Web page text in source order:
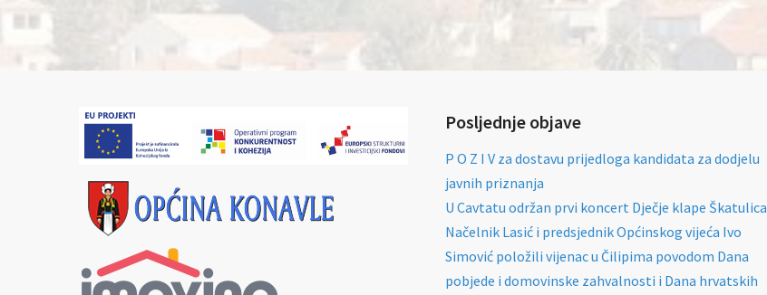
Posljednje objave
P O Z I V za dostavu prijedloga kandidata za dodjelu
javnih priznanja
U Cavtatu održan prvi koncert Dječje klape Škatulica
Načelnik Lasić i predsjednik Općinskog vijeća Ivo
Simović položili vijenac u Čilipima povodom Dana
pobjede i domovinske zahvalnosti i Dana hrvatskih